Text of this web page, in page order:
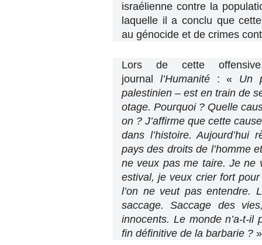
israélienne contre la
laquelle il a conclu que
au génocide et de crimes
Lors de cette
journal
l’Humanité: « Un
palestinien – est en train de
otage. Pourquoi ? Quelle
on ? J’affirme que cette
dans l’histoire.
pays des droits de l’homme
ne veux pas me taire. Je ne
estival, je veux crier fort
l’on ne veut pas entendre.
saccage. Saccage des
innocents. Le monde n’a-t-
fin définitive de la barbarie ? »